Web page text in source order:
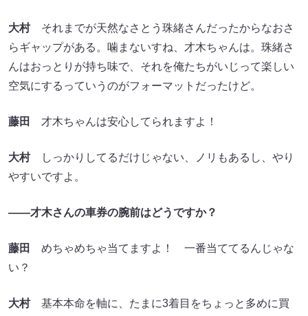
大村それまでが天然なさとう珠緒さんだったからなおさ
らギャップがある。噛まないすね、才木ちゃんは。珠緒さ
んはおっとりが持ち味で、それを俺たちがいじって楽しい
空気にするっていうのがフォーマットだったけど。
藤田 才木ちゃんは安心してられますよ！
大村しっかりしてるだけじゃない、ノリもあるし、やり
やすいですよ。
――才木さんの車券の腕前はどうですか？
藤田
めちゃめちゃ当てますよ！ 一番当ててるんじゃな
い？
大村基本本命を軸に、たまに3着目をちょっと多めに買